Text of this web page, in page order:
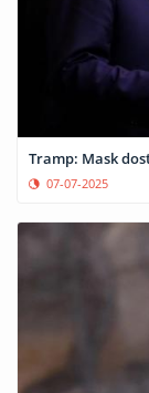
Tramp: Mask
07-07-2025